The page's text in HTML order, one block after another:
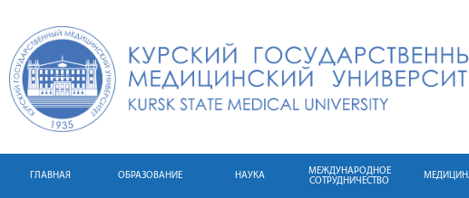
ГЛАВНАЯ ОБРАЗОВАНИЕ НАУКА
МЕЖДУНАРОДНОЕ
СОТРУДНИЧЕСТВО